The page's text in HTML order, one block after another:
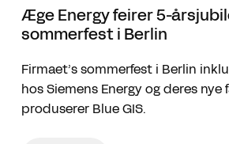
Æge Energy feirer 5-
sommerfest i Berlin
Firmaet’s sommerfest i Berlin
hos Siemens Energy og deres nye
produserer Blue GIS.